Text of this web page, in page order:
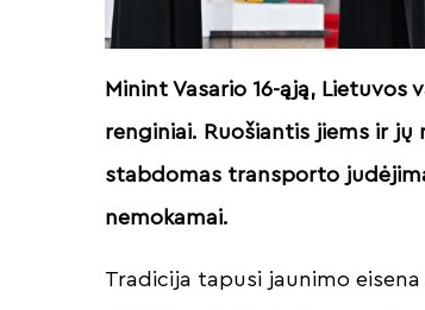
Minint Vasario 16-ąją,
renginiai. Ruošiantis jiems ir
stabdomas transporto
nemokamai.
Tradicija tapusi jaunimo